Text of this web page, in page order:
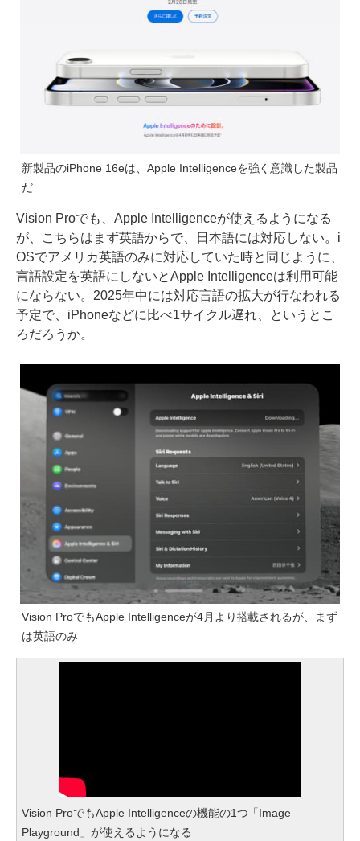
新製品のiPhone 16eは、Apple Intelligenceを強く意識した製品
だ
Vision Proでも、Apple Intelligenceが使えるようになる
が、こちらはまず英語からで、日本語には対応しない。i
OSでアメリカ英語のみに対応していた時と同じように、
言語設定を英語にしないとApple Intelligenceは利用可能
にならない。2025年中には対応言語の拡大が行なわれる
予定で、iPhoneなどに比べ1サイクル遅れ、というとこ
ろだろうか。
Vision ProでもApple Intelligenceが4月より搭載されるが、まず
は英語のみ
Vision ProでもApple Intelligenceの機能の1つ「Image
Playground」が使えるようになる